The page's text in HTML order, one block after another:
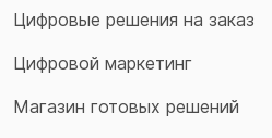
Цифровые решения на заказ
Цифровой маркетинг
Магазин готовых решений